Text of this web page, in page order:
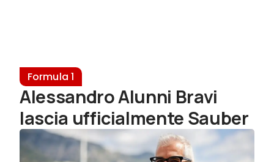
Formula 1
Alessandro Alunni Bravi
lascia ufficialmente Sauber